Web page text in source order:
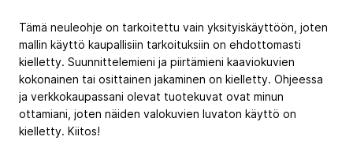
Tämä neuleohje on tarkoitettu vain yksityiskäyttöön, joten
mallin käyttö kaupallisiin tarkoituksiin on ehdottomasti
kielletty. Suunnittelemieni ja piirtämieni kaaviokuvien
kokonainen tai osittainen jakaminen on kielletty. Ohjeessa
ja verkkokaupassani olevat tuotekuvat ovat minun
ottamiani, joten näiden valokuvien luvaton käyttö on
kielletty. Kiitos!